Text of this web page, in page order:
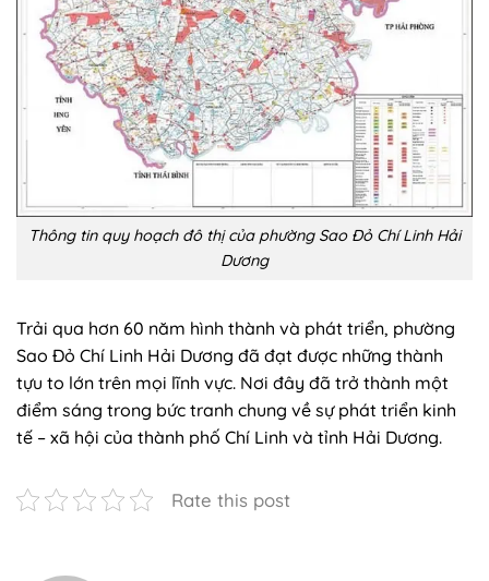
Thông tin quy hoạch đô thị của phường Sao Đỏ Chí Linh Hải
Dương
Trải qua hơn 60 năm hình thành và phát triển, phường
Sao Đỏ Chí Linh Hải Dương đã đạt được những thành
tựu to lớn trên mọi lĩnh vực. Nơi đây đã trở thành một
điểm sáng trong bức tranh chung về sự phát triển kinh
tế – xã hội của thành phố Chí Linh và tỉnh Hải Dương.
Rate this post